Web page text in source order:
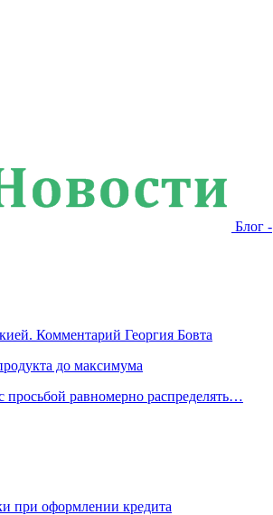
Блог -
Комментарий Георгия Бовта
до максимума
равномерно распределять…
при оформлении кредита